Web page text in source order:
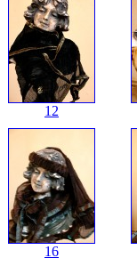
12
16